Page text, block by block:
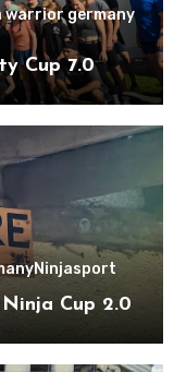
warrior germany
Cup 7.0
Ninjasport
Cup 2.0